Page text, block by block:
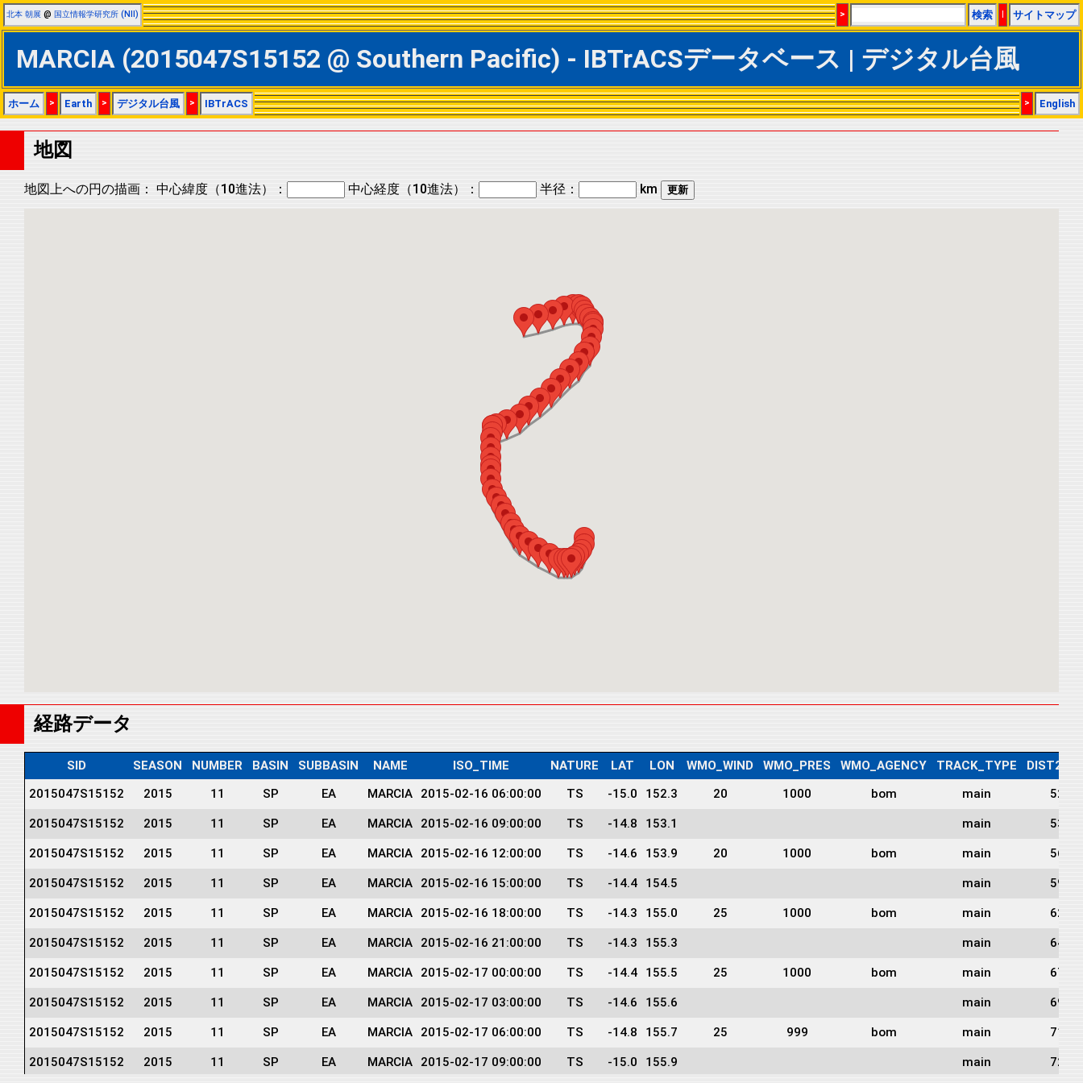
北本 朝展 @ 国立情報学研究所 (NII) > 検索 | サイトマップ
MARCIA (2015047S15152 @ Southern Pacific) - IBTrACSデータベース | デジタル台風
ホーム > Earth > デジタル台風 > IBTrACS > English
地図
地図上への円の描画： 中心緯度（10進法）： 中心経度（10進法）： 半径： km
経路データ
SID SEASON NUMBER BASIN SUBBASIN NAME ISO_TIME NATURE LAT LON WMO_WIND WMO_PRES WMO_AGENCY TRACK_TYPE
2015047S15152
2015 11 SP EA MARCIA 2015-02-16 06:00:00 TS -15.0 152.3 20 1000 bom main 522
2015047S15152 2015 11 SP EA MARCIA 2015-02-16 09:00:00 TS -14.8 153.1 main 537
2015047S15152 2015 11 SP EA MARCIA 2015-02-16 12:00:00 TS -14.6 153.9 20 1000 bom main 566
2015047S15152 2015 11 SP EA MARCIA 2015-02-16 15:00:00 TS -14.4 154.5 main 592
2015047S15152 2015 11 SP EA MARCIA 2015-02-16 18:00:00 TS -14.3 155.0 25 1000 bom main 624
2015047S15152 2015 11 SP EA MARCIA 2015-02-16 21:00:00 TS -14.3 155.3 main 649
2015047S15152 2015 11 SP EA MARCIA 2015-02-17 00:00:00 TS -14.4 155.5 25 1000 bom main 672
2015047S15152 2015 11 SP EA MARCIA 2015-02-17 03:00:00 TS -14.6 155.6 main 695
2015047S15152 2015 11 SP EA MARCIA 2015-02-17 06:00:00 TS -14.8 155.7 25 999 bom main 715
2015047S15152 2015 11 SP EA MARCIA 2015-02-17 09:00:00 TS -15.0 155.9 main 720